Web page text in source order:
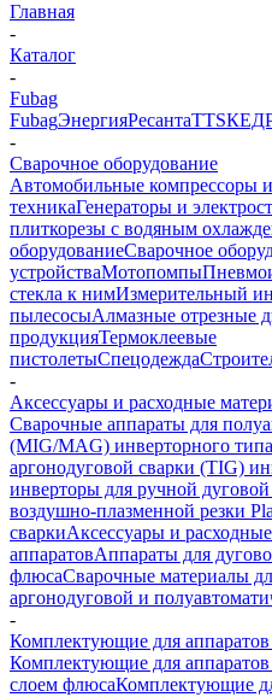
Главная
-
Каталог
-
Fubag
FubagЭнергияРесантаTTS
-
Сварочное оборудование
Автомобильные компрессоры
техникаГенераторы и
плиткорезы с водяным
оборудованиеСварочное
устройстваМотопомпы
стекла к нимИзмерительный
пылесосыАлмазные отрезные
продукцияТермоклеевые
пистолетыСпецодежда
-
Аксессуары и расходные
Сварочные аппараты для
(MIG/MAG) инверторного типа
аргонодуговой сварки (TIG)
инверторы для ручной
воздушно-плазменной резки
сваркиАксессуары и
аппаратовАппараты для
флюсаСварочные материалы
аргонодуговой и
-
Комплектующие для
Комплектующие для аппаратов
слоем флюсаКомплектующие